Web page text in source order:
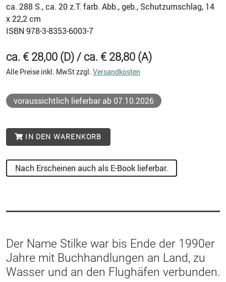
ca. 288 S., ca. 20 z.T. farb. Abb., geb., Schutzumschlag, 14
x 22,2 cm
ISBN 978-3-8353-6003-7
ca. € 28,00 (D) / ca. € 28,80 (A)
Alle Preise inkl. MwSt zzgl. Versandkosten
voraussichtlich lieferbar ab 07.10.2026
IN DEN WARENKORB
Nach Erscheinen auch als E-Book lieferbar.
Der Name Stilke war bis Ende der 1990er
Jahre mit Buchhandlungen an Land, zu
Wasser und an den Flughäfen verbunden.